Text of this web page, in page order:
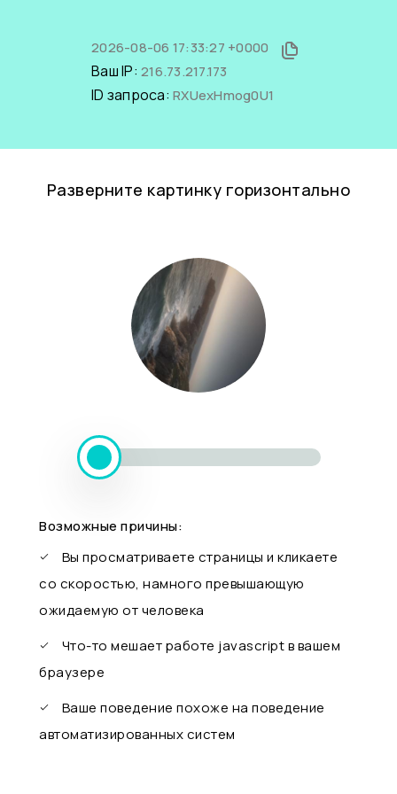
2026-08-06 17:33:27 +0000
Ваш IP: 216.73.217.173
ID запроса: RXUexHmog0U1
Разверните картинку горизонтально
Возможные причины:
Вы просматриваете страницы и кликаете
со скоростью, намного превышающую
ожидаемую от человека
Что-то мешает работе javascript в вашем
браузере
Ваше поведение похоже на поведение
автоматизированных систем